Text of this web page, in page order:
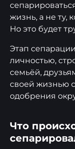
жизнь, а не ту,
Но это будет
Этап
личностью,
семьёй,
своей жизнью
одобрения
Что